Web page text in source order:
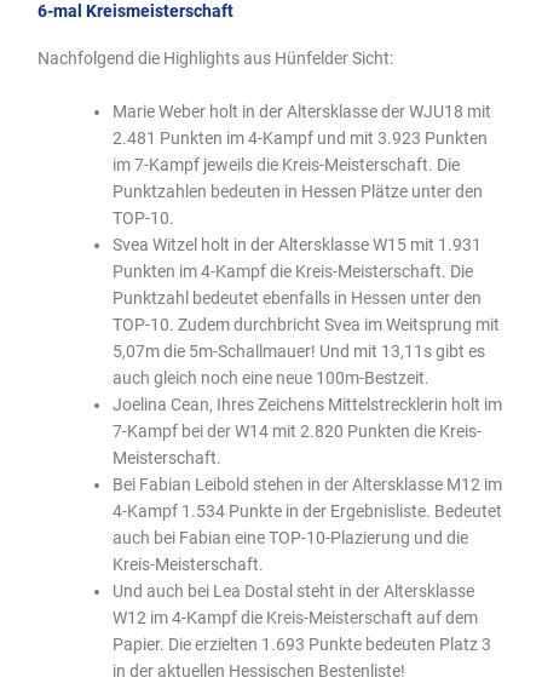
6-mal Kreismeisterschaft
Nachfolgend die Highlights aus Hünfelder Sicht:
Marie Weber holt in der Altersklasse der WJU18 mit
2.481 Punkten im 4-Kampf und mit 3.923 Punkten
im 7-Kampf jeweils die Kreis-Meisterschaft. Die
Punktzahlen bedeuten in Hessen Plätze unter den
TOP-10.
Svea Witzel holt in der Altersklasse W15 mit 1.931
Punkten im 4-Kampf die Kreis-Meisterschaft. Die
Punktzahl bedeutet ebenfalls in Hessen unter den
TOP-10. Zudem durchbricht Svea im Weitsprung mit
5,07m die 5m-Schallmauer! Und mit 13,11s gibt es
auch gleich noch eine neue 100m-Bestzeit.
Joelina Cean, Ihres Zeichens Mittelstrecklerin holt im
7-Kampf bei der W14 mit 2.820 Punkten die Kreis-
Meisterschaft.
Bei Fabian Leibold stehen in der Altersklasse M12 im
4-Kampf 1.534 Punkte in der Ergebnisliste. Bedeutet
auch bei Fabian eine TOP-10-Plazierung und die
Kreis-Meisterschaft.
Und auch bei Lea Dostal steht in der Altersklasse
W12 im 4-Kampf die Kreis-Meisterschaft auf dem
Papier. Die erzielten 1.693 Punkte bedeuten Platz 3
in der aktuellen Hessischen Bestenliste!